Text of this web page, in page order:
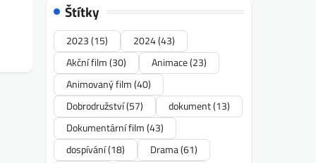
Štítky
2023(15) 2024(43)
Akční film(30) Animace(23)
Animovaný film(40)
Dobrodružství(57) dokument(13)
Dokumentární film(43)
dospívání(18) Drama(61)